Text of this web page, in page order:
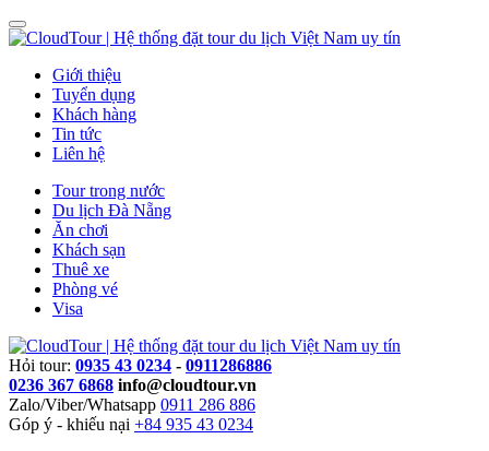
Giới thiệu
Tuyển dụng
Khách hàng
Tin tức
Liên hệ
Tour trong nước
Du lịch Đà Nẵng
Ăn chơi
Khách sạn
Thuê xe
Phòng vé
Visa
Hỏi tour: 0935 43 0234 - 0911286886
0236 367 6868 info@cloudtour.vn
Zalo/Viber/Whatsapp 0911 286 886
Góp ý - khiếu nại +84 935 43 0234